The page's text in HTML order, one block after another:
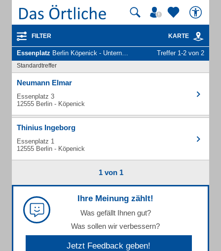
FILTER KARTE
Essenplatz Berlin Köpenick - Unternehmen und Personen Treffer 1-2 von 2
Standardtreffer
Neumann Elmar
Essenplatz 3
12555 Berlin - Köpenick
Thinius Ingeborg
Essenplatz 1
12555 Berlin - Köpenick
1 von 1
Ihre Meinung zählt!
Was gefällt Ihnen gut?
Was sollen wir verbessern?
Jetzt Feedback geben!